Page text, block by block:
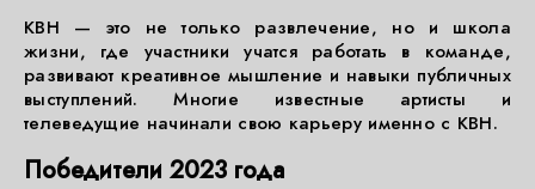
КВН — это не только развлечение, но и школа
жизни, где участники учатся работать в команде,
развивают креативное мышление и навыки публичных
выступлений. Многие известные артисты и
телеведущие начинали свою карьеру именно с КВН.
Победители 2023 года